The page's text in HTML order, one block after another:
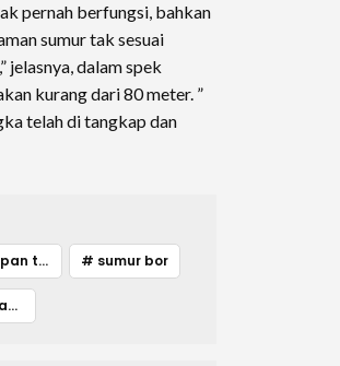
pernah berfungsi, bahkan
sumur tak sesuai
jelasnya, dalam spek
kurang dari 80 meter. ”
telah di tangkap dan
# penangkapan tersangka # sumur bor
# tersangka ditahan